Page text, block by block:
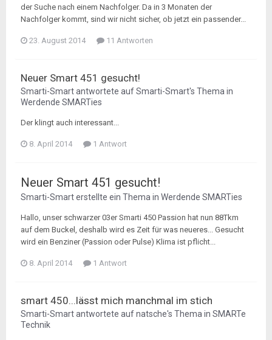
der Suche nach einem Nachfolger. Da in 3 Monaten der
Nachfolger kommt, sind wir nicht sicher, ob jetzt ein passender...
23. August 2014 11 Antworten
Neuer Smart 451 gesucht!
Smarti-Smartantwortete aufSmarti-Smart's Thema in
Werdende SMARTies
Der klingt auch interessant...
8. April 2014 1 Antwort
Neuer Smart 451 gesucht!
Smarti-Smarterstellte ein Thema in Werdende SMARTies
Hallo, unser schwarzer 03er Smarti 450 Passion hat nun 88Tkm
auf dem Buckel, deshalb wird es Zeit für was neueres... Gesucht
wird ein Benziner (Passion oder Pulse) Klima ist pflicht...
8. April 2014 1 Antwort
smart 450...lässt mich manchmal im stich
Smarti-Smartantwortete aufnatsche's Thema in SMARTe
Technik